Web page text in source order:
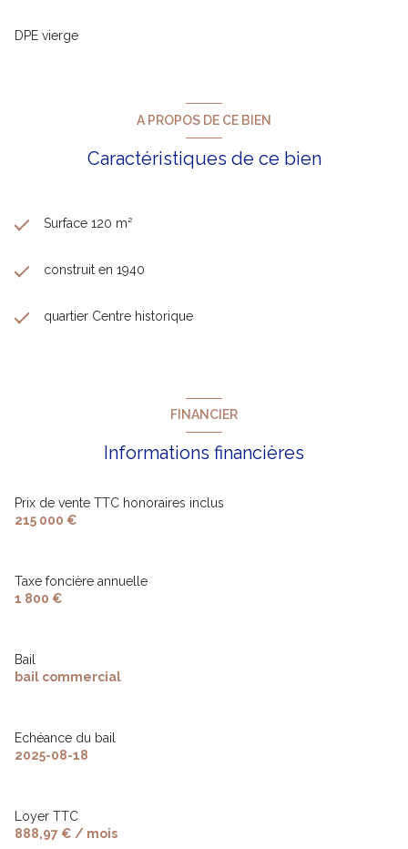
DPE vierge
A PROPOS DE CE BIEN
Caractéristiques de ce bien
Surface 120 m²
construit en 1940
quartier Centre historique
FINANCIER
Informations financières
Prix de vente TTC honoraires inclus
215 000 €
Taxe foncière annuelle
1 800 €
Bail
bail commercial
Echéance du bail
2025-08-18
Loyer TTC
888,97 € / mois